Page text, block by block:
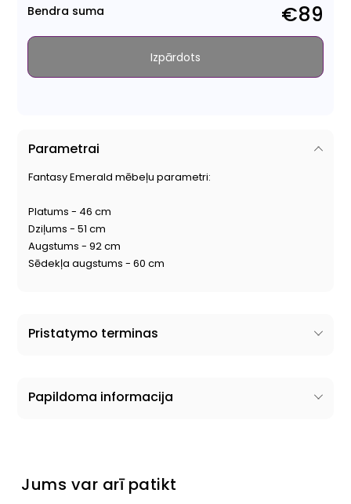
Bendra suma €89
Izpārdots
Parametrai
Fantasy Emerald mēbeļu parametri:
Platums - 46 cm
Dziļums - 51 cm
Augstums - 92 cm
Sēdekļa augstums - 60 cm
Pristatymo terminas
Papildoma informacija
Jums var arī patikt